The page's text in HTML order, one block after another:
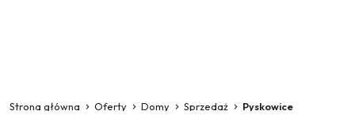
Strona główna Oferty Domy Sprzedaż Pyskowice